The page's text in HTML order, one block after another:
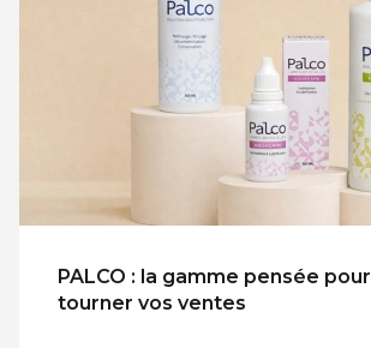
PALCO : la gamme pensée
tourner vos ventes